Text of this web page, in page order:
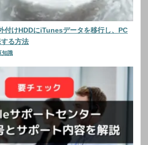
付けHDDにiTunesデータを移行し、PC
る方法
知識